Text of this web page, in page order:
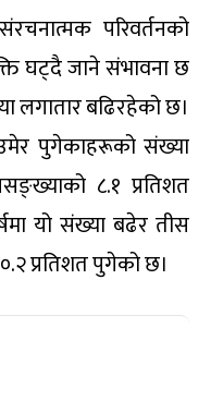
परिवर्तनको
घट्दै जाने संभावना छ
लगातार बढिरहेको छ।
पुगेकाहरूको संख्या
८.१ प्रतिशत
यो संख्या बढेर तीस
प्रतिशत पुगेको छ।